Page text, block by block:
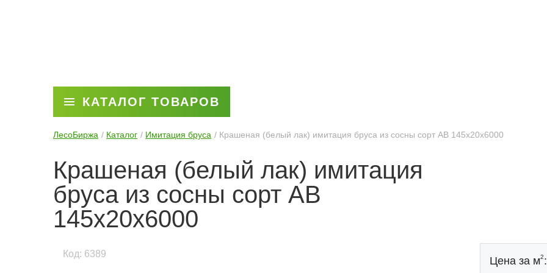
КАТАЛОГ ТОВАРОВ
ЛесоБиржа Каталог Имитация бруса Крашеная (белый лак) имитация бруса из сосны сорт АВ 145х20х6000
Крашеная (белый лак) имитация
бруса из сосны сорт АВ
145х20х6000
Код: 6389
Цена за м2: